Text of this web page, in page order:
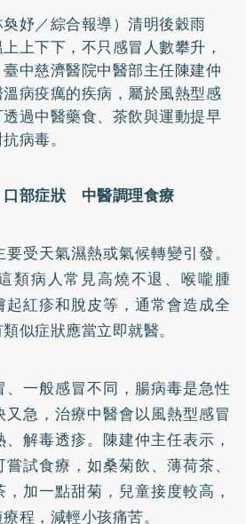
奐妤／綜合報導）清明後穀雨
上下下，不只感冒人數攀升，
中慈濟醫院中醫部主任陳建仲
病疫癘的疾病，屬於風熱型感
過中醫藥食、茶飲與運動提早
病毒。
口部症狀 中醫調理食療
受天氣濕熱或氣候轉變引發。
類病人常見高燒不退、喉嚨腫
紅疹和脫皮等，通常會造成全
似症狀應當立即就醫。
、一般感冒不同，腸病毒是急性
急，治療中醫會以風熱型感冒
解毒透疹。陳建仲主任表示，
試食療，如桑菊飲、薄荷茶、
加一點甜菊，兒童接度較高，
程，減輕小孩痛苦。